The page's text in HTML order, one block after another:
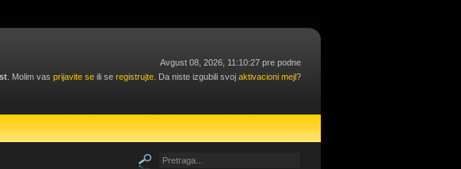
Avgust 08, 2026, 11:10:27 pre podne
. Molim vas prijavite se ili se registrujte . Da niste izgubili svoj aktivacioni mejl?